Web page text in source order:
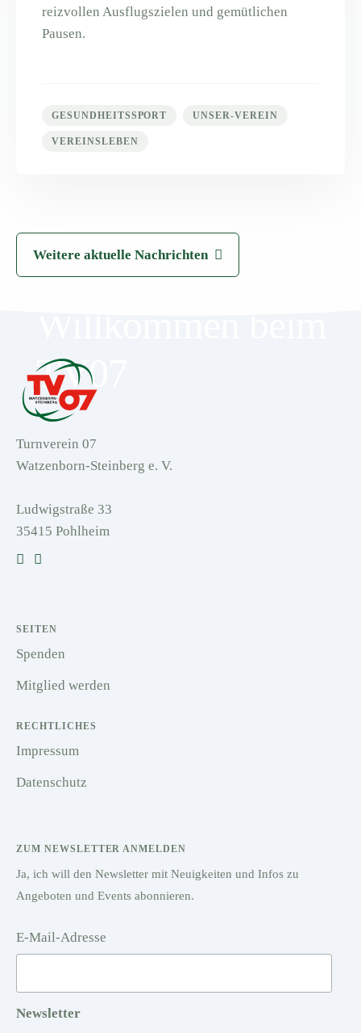
TV07
reizvollen Ausflugszielen und gemütlichen
Pausen.
GESUNDHEITSSPORT UNSER-VEREIN
VEREINSLEBEN
Weitere aktuelle Nachrichten
Turnverein 07
Watzenborn-Steinberg e. V.
Ludwigstraße 33
35415 Pohlheim
SEITEN
Spenden
Mitglied werden
RECHTLICHES
Impressum
Datenschutz
ZUM NEWSLETTER ANMELDEN
Ja, ich will den Newsletter mit Neuigkeiten und Infos zu
Angeboten und Events abonnieren.
E-Mail-Adresse
Newsletter